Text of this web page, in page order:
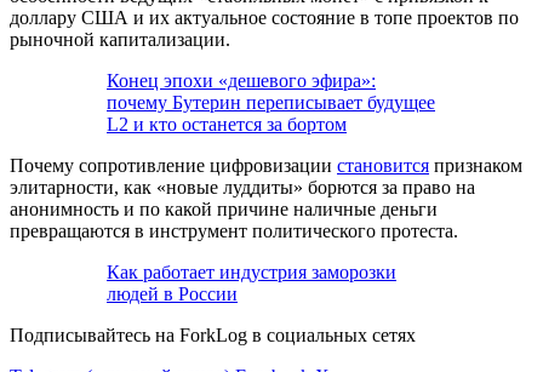
доллару США и их актуальное состояние в топе проектов по
рыночной капитализации.
Конец эпохи «дешевого эфира»:
почему Бутерин переписывает будущее
L2 и кто останется за бортом
Почему сопротивление цифровизации становится признаком
элитарности, как «новые луддиты» борются за право на
анонимность и по какой причине наличные деньги
превращаются в инструмент политического протеста.
Как работает индустрия заморозки
людей в России
Подписывайтесь на ForkLog в социальных сетях